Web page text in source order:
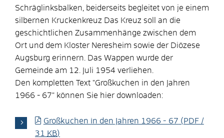
Schräglinksbalken, beiderseits begleitet von je einem
silbernen Kruckenkreuz Das Kreuz soll an die
geschichtlichen Zusammenhänge zwischen dem
Ort und dem Kloster Neresheim sowie der Diözese
Augsburg erinnern. Das Wappen wurde der
Gemeinde am 12. Juli 1954 verliehen.
Den kompletten Text "Großkuchen in den Jahren
1966 - 67" können Sie hier downloaden:
Großkuchen in den Jahren 1966 - 67 (PDF /
31 KB)